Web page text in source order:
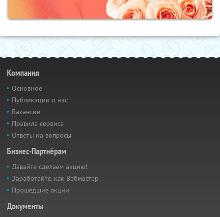
Компания
Основное
Публикации о нас
Вакансии
Правила сервиса
Ответы на вопросы
Бизнес-Партнёрам
Давайте сделаем акцию!
Заработайте, как Вебмастер
Прошедшие акции
Документы